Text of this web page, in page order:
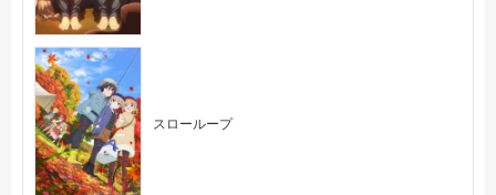
スローループ